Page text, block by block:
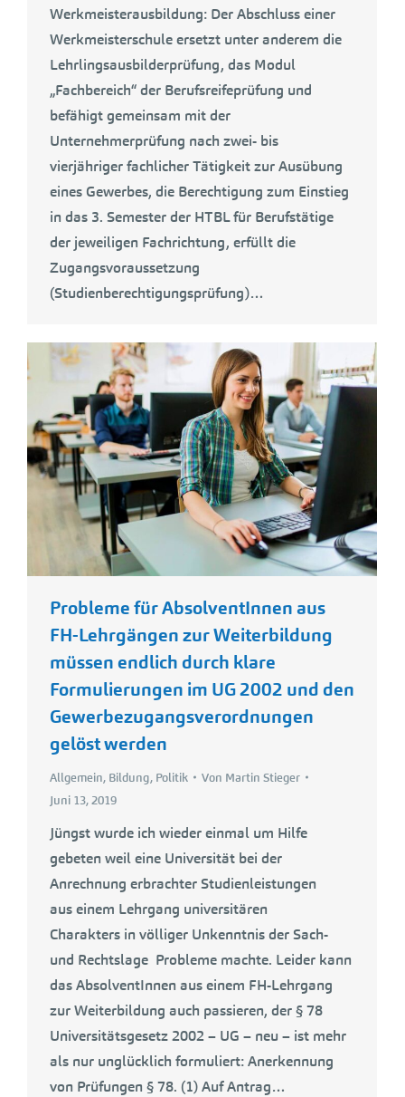
Werkmeisterausbildung: Der Abschluss einer
Werkmeisterschule ersetzt unter anderem die
Lehrlingsausbilderprüfung, das Modul
„Fachbereich“ der Berufsreifeprüfung und
befähigt gemeinsam mit der
Unternehmerprüfung nach zwei- bis
vierjähriger fachlicher Tätigkeit zur Ausübung
eines Gewerbes, die Berechtigung zum Einstieg
in das 3. Semester der HTBL für Berufstätige
der jeweiligen Fachrichtung, erfüllt die
Zugangsvoraussetzung
(Studienberechtigungsprüfung)…
Probleme für AbsolventInnen aus
FH-Lehrgängen zur Weiterbildung
müssen endlich durch klare
Formulierungen im UG 2002 und den
Gewerbezugangsverordnungen
gelöst werden
Allgemein, Bildung, Politik Von Martin Stieger
Juni 13, 2019
Jüngst wurde ich wieder einmal um Hilfe
gebeten weil eine Universität bei der
Anrechnung erbrachter Studienleistungen
aus einem Lehrgang universitären
Charakters in völliger Unkenntnis der Sach-
und Rechtslage Probleme machte. Leider kann
das AbsolventInnen aus einem FH-Lehrgang
zur Weiterbildung auch passieren, der § 78
Universitätsgesetz 2002 – UG – neu – ist mehr
als nur unglücklich formuliert: Anerkennung
von Prüfungen § 78. (1) Auf Antrag…